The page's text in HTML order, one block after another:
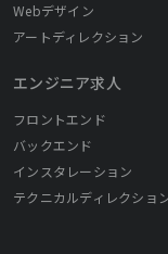
Webデザイン
アートディレクション
エンジニア求人
フロントエンド
バックエンド
インスタレーション
テクニカルディレクショ